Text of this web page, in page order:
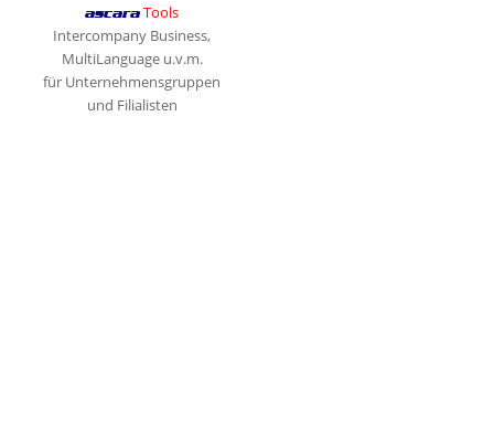
ascara Tools
Intercompany Business,
MultiLanguage u.v.m.
für Unternehmensgruppen
und Filialisten